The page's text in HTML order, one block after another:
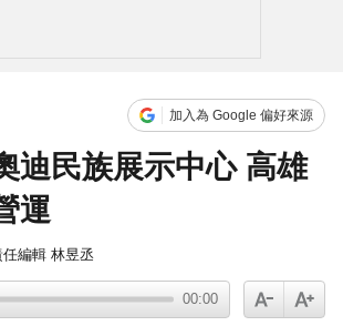
加入為 Google 偏好來源
迪民族展示中心 高雄
運
任編輯 林昱丞
00:00